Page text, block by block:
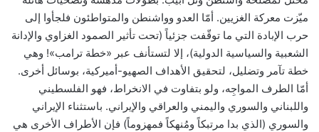
ميّزت معركة الغزيين. أمّا العدو وواشنطن والمتواطئون فلجأوا إلى
حرب الإبادة التي ما توقّفت جزئياً (تحت تأثير الصمود الغزاوي والإدانة
الشعبية والسياسية الدولية)، إلا لتستأنف عبر «خطة ترامب»! وهي
خطة تآمر وتضليل، لتحقيق الأهداف الصهيو-أميركية، بوسائل أخرى.
أمّا الطرف المواجِه، ولو بتفاوت في الانخراط، فهو الفلسطيني
واللبناني والسوري واليمني والعراقي والإيراني. باستثناء الإيراني
والسوري (الذي بدا مرتبكاً ومُنهكاً فمهزوماً) فإن الأطراف الأخرى هي